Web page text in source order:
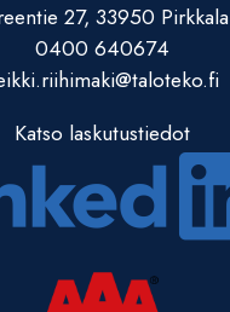
27, 33950 Pirkkala
0400 640674
Katso laskutustiedot